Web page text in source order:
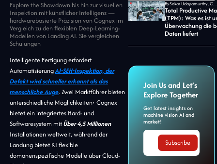
Explore the Showdown bis hin zur visuellen
Inspektion mit künstlicher Intelligenz —
hardwarebasierte Präzision von Cognex im
Vergleich zu den flexiblen Deep-Learning-
Modellen von Landing AI. Sie vergleichen
Schulungen
Intelligente Fertigung erfordert
AutomatisierungAI-SEH-Inspektion, der
Defekt wird schneller erkannt als das
menschliche Auge. Zwei Marktführer bieten
unterschiedliche Möglichkeiten: Cognex
bietet ein integriertes Hard- und
Softwaresystem mitÜber 4,5 Millionen
Installationen weltweit, während der
Landung bietet KI flexible
domänenspezifische Modelle über Cloud-
By Sekar Udayamurthy, CEO von Jidoka Tech
Total Productive
(TPM): Was es ist
Überwachung die
Daten liefert
Join Us and Let’s
Explore Together
Get latest insights on
machine vision AI and
market!